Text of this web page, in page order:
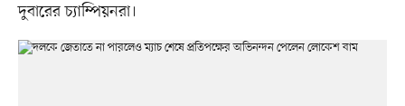
দুবারের চ্যাম্পিয়নরা।